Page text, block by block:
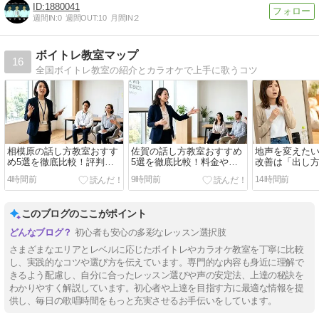
1880041
週間IN:0 週間OUT:10 月間IN:2
16
ボイトレ教室マップ
全国ボイトレ教室の紹介とカラオケで上手に歌うコツ
相模原の話し方教室おすす
め5選を徹底比較！評判の
良いスクールを調査しまし
た
4時間前
佐賀の話し方教室おすすめ
5選を徹底比較！料金や評
判を調査してまとめました
9時間前
地声を変えた
改善は「出し
き」を先に整
14時間前
このブログのここがポイント
初心者も安心の多彩なレッスン選択肢
さまざまなエリアとレベルに応じたボイトレやカラオケ教室を丁寧に比較
し、実践的なコツや選び方を伝えています。専門的な内容も身近に理解で
きるよう配慮し、自分に合ったレッスン選びや声の安定法、上達の秘訣を
わかりやすく解説しています。初心者や上達を目指す方に最適な情報を提
供し、毎日の歌唱時間をもっと充実させるお手伝いをしています。